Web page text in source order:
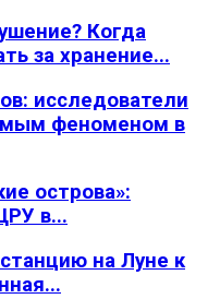
Когда
за хранение...
исследователи
феноменом в
острова»:
в...
на Луне к